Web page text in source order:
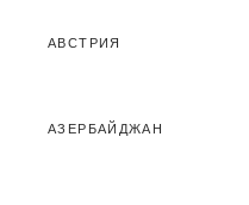
АВСТРИЯ
АЗЕРБАЙДЖАН